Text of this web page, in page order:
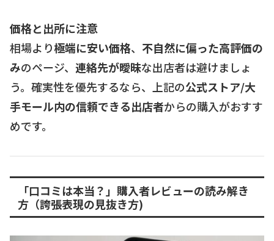
価格と出所に注意
相場より極端に安い価格、 不自然に偏った高評価の
みのページ、 連絡先が曖昧な出店者は避けましょ
う。確実性を優先するなら、上記の公式ストア/大
手モール内の信頼できる出店者からの購入がおすす
めです。
「口コミは本当？」購入者レビューの読み解き
方（誇張表現の見抜き方)